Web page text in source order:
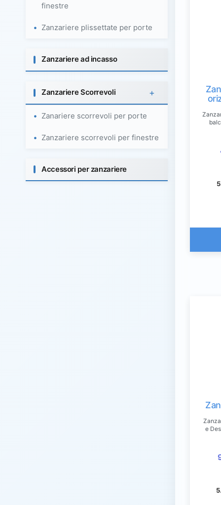
finestre
Zanzariere plissettate per porte
Zanzariere ad incasso
Zanzariere Scorrevoli +
Zanariere scorrevoli per porte
Zanzariere scorrevoli per finestre
Accessori per zanzariere
e